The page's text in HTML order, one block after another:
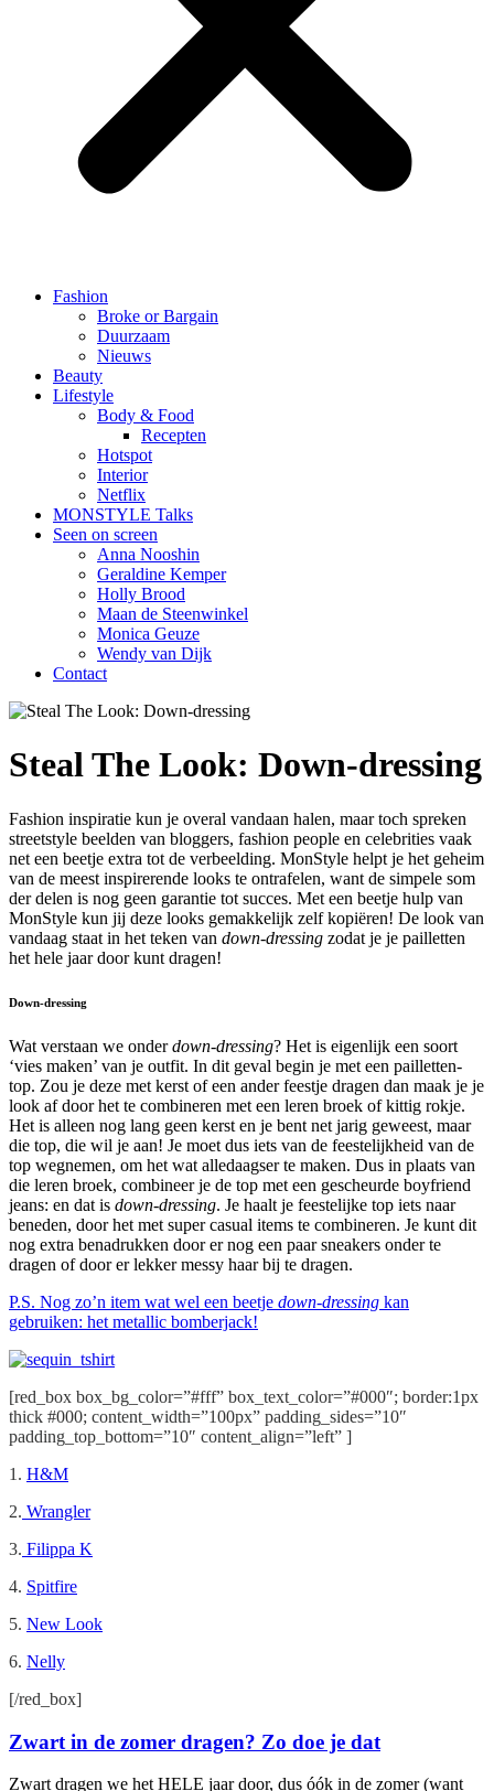
Fashion
Broke or Bargain
Duurzaam
Nieuws
Beauty
Lifestyle
Body & Food
Recepten
Hotspot
Interior
Netflix
MONSTYLE Talks
Seen on screen
Anna Nooshin
Geraldine Kemper
Holly Brood
Maan de Steenwinkel
Monica Geuze
Wendy van Dijk
Contact
Steal The Look: Down-dressing
Fashion inspiratie kun je overal vandaan halen, maar toch spreken
streetstyle beelden van bloggers, fashion people en celebrities vaak
net een beetje extra tot de verbeelding. MonStyle helpt je het geheim
van de meest inspirerende looks te ontrafelen, want de simpele som
der delen is nog geen garantie tot succes. Met een beetje hulp van
MonStyle kun jij deze looks gemakkelijk zelf kopiëren! De look van
vandaag staat in het teken van down-dressing zodat je je pailletten
het hele jaar door kunt dragen!
Down-dressing
Wat verstaan we onderdown-dressing? Het is eigenlijk een soort
‘vies maken’ van je outfit. In dit geval begin je met een pailletten-
top. Zou je deze met kerst of een ander feestje dragen dan maak je je
look af door het te combineren met een leren broek of kittig rokje.
Het is alleen nog lang geen kerst en je bent net jarig geweest, maar
die top, die wil je aan! Je moet dus iets van de feestelijkheid van de
top wegnemen, om het wat alledaagser te maken. Dus in plaats van
die leren broek, combineer je de top met een gescheurde boyfriend
jeans: en dat is down-dressing. Je haalt je feestelijke top iets naar
beneden, door het met super casual items te combineren. Je kunt dit
nog extra benadrukken door er nog een paar sneakers onder te
dragen of door er lekker messy haar bij te dragen.
P.S. Nog zo’n item wat wel een beetje down-dressing kan
gebruiken: het metallic bomberjack!
[red_box box_bg_color=”#fff” box_text_color=”#000″; border:1px
thick #000; content_width=”100px” padding_sides=”10″
padding_top_bottom=”10″ content_align=”left” ]
1. H&M
2. Wrangler
3. Filippa K
4. Spitfire
5. New Look
6. Nelly
[/red_box]
Zwart in de zomer dragen? Zo doe je dat
Zwart dragen we het HELE jaar door, dus óók in de zomer (want